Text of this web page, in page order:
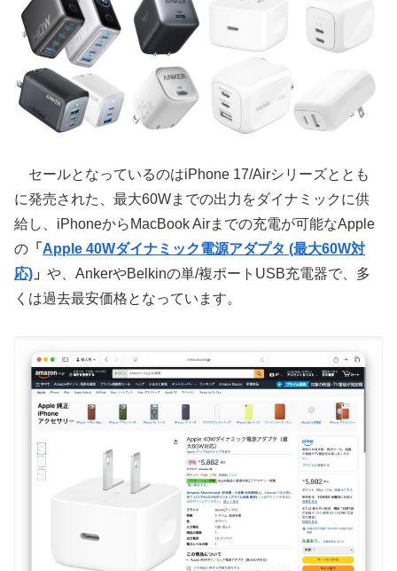
セールとなっているのはiPhone 17/Airシリーズととも
に発売された、最大60Wまでの出力をダイナミックに供
給し、iPhoneからMacBook Airまでの充電が可能なApple
の 「 Apple 40Wダイナミック電源アダプタ (最大60W対
応) 」 や、AnkerやBelkinの単/複ポートUSB充電器で、多
くは過去最安価格となっています。